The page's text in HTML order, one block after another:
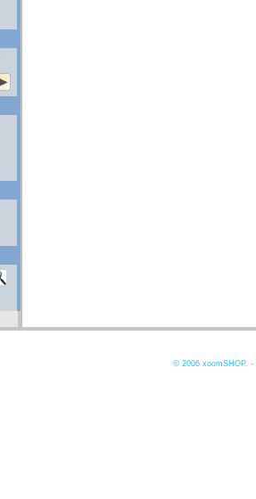
© 2006 xoomSHOP. -